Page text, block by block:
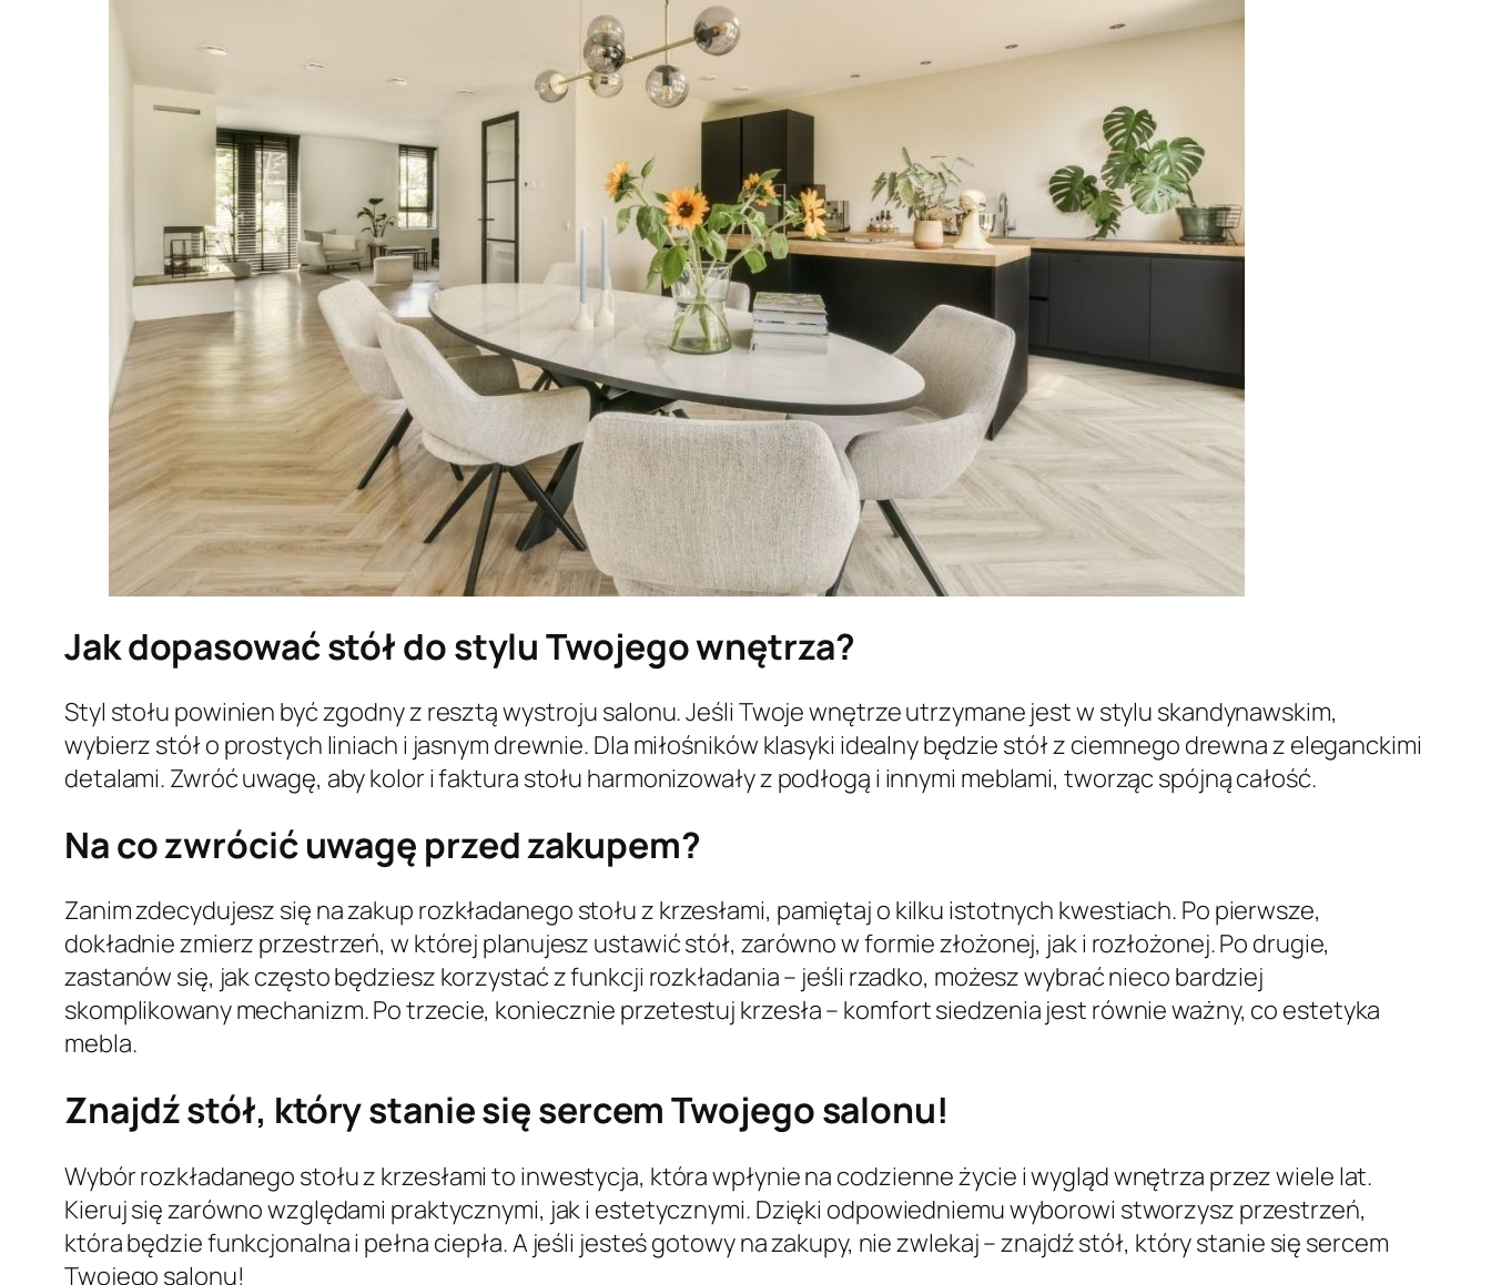
Jak dopasować stół do stylu Twojego wnętrza?
Styl stołu powinien być zgodny z resztą wystroju salonu. Jeśli Twoje wnętrze utrzymane jest w stylu skandynawskim,
wybierz stół o prostych liniach i jasnym drewnie. Dla miłośników klasyki idealny będzie stół z ciemnego drewna z eleganckimi
detalami. Zwróć uwagę, aby kolor i faktura stołu harmonizowały z podłogą i innymi meblami, tworząc spójną całość.
Na co zwrócić uwagę przed zakupem?
Zanim zdecydujesz się na zakup rozkładanego stołu z krzesłami, pamiętaj o kilku istotnych kwestiach. Po pierwsze,
dokładnie zmierz przestrzeń, w której planujesz ustawić stół, zarówno w formie złożonej, jak i rozłożonej. Po drugie,
zastanów się, jak często będziesz korzystać z funkcji rozkładania – jeśli rzadko, możesz wybrać nieco bardziej
skomplikowany mechanizm. Po trzecie, koniecznie przetestuj krzesła – komfort siedzenia jest równie ważny, co estetyka
mebla.
Znajdź stół, który stanie się sercem Twojego salonu!
Wybór rozkładanego stołu z krzesłami to inwestycja, która wpłynie na codzienne życie i wygląd wnętrza przez wiele lat.
Kieruj się zarówno względami praktycznymi, jak i estetycznymi. Dzięki odpowiedniemu wyborowi stworzysz przestrzeń,
która będzie funkcjonalna i pełna ciepła. A jeśli jesteś gotowy na zakupy, nie zwlekaj – znajdź stół, który stanie się sercem
Twojego salonu!